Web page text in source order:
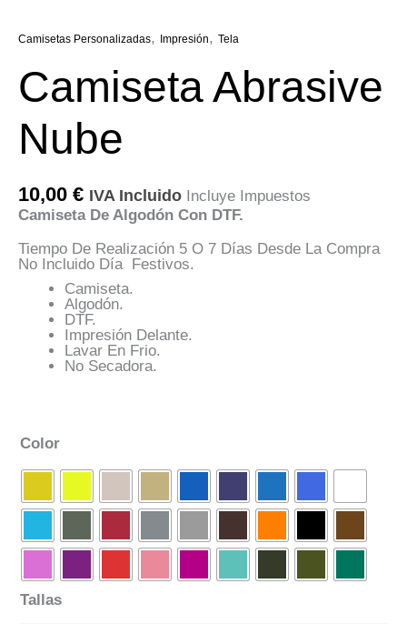
Camisetas Personalizadas, Impresión, Tela
Camiseta Abrasive
Nube
10,00 € IVA Incluido Incluye Impuestos
Camiseta De Algodón Con DTF.
Tiempo De Realización 5 O 7 Días Desde La Compra
No Incluido Día Festivos.
Camiseta.
Algodón.
DTF.
Impresión Delante.
Lavar En Frio.
No Secadora.
Color
Tallas